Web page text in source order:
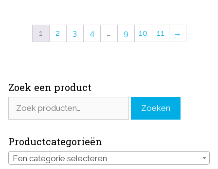
1 2 3 4 … 9 10 11 →
Zoek een product
naar:
Zoeken
Productcategorieën
Een categorie selecteren